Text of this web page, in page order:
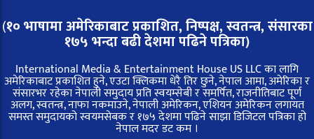
(१० भाषामा अमेरिकाबाट प्रकाशित, निष्पक्ष, स्वतन्त्र,संसारका
१७५ भन्दा बढी देशमा पढिने पत्रिका)
International Media & Entertainment House US LLC का लागि
अमेरिकाबाट प्रकाशित हुने, एउटा क्लिकमा धेरै तिर छुने, नेपाल आमा, अमेरिका र
संसारभर रहेका नेपाली समुदाय प्रति स्वयम्सेबी र समर्पित, राजनीतिबाट पूर्ण
अलग, स्वतन्त्र, नाफा नकमाउने, नेपाली अमेरिकन, एशियन अमेरिकन लगायत
समस्त समुदायको स्वयमसेबक र १७५ देशमा पढिने साझा डिजिटल पत्रिका हो
नेपाल मदर डट कम ।